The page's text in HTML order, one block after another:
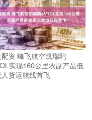
资 峰飞航空凯瑞鸥
实现160公里农副产品低
人货运航线首飞